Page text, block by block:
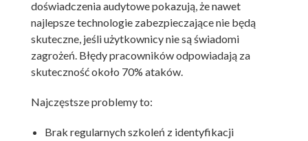
doświadczenia audytowe pokazują, że nawet
najlepsze technologie zabezpieczające nie będą
skuteczne, jeśli użytkownicy nie są świadomi
zagrożeń. Błędy pracowników odpowiadają za
skuteczność około 70% ataków.
Najczęstsze problemy to:
Brak regularnych szkoleń z identyfikacji